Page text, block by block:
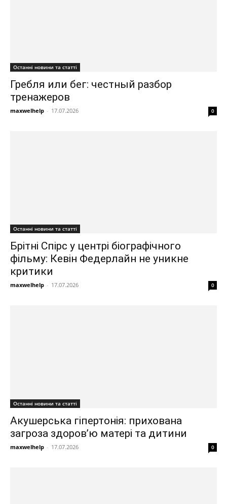
Останні новини та статті
Гребля или бег: честный разбор
тренажеров
maxwelhelp - 17.07.2026 0
Останні новини та статті
Брітні Спірс у центрі біографічного
фільму: Кевін Федерлайн не уникне
критики
maxwelhelp - 17.07.2026 0
Останні новини та статті
Акушерська гіпертонія: прихована
загроза здоров’ю матері та дитини
maxwelhelp - 17.07.2026 0